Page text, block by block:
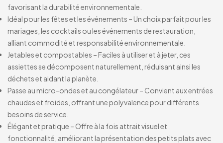
favorisant la durabilité environnementale.
Idéal pour les fêtes et les événements – Un choix parfait pour les
mariages, les cocktails ou les événements de restauration,
alliant commodité et responsabilité environnementale.
Jetables et compostables – Faciles à utiliser et à jeter, ces
assiettes se décomposent naturellement, réduisant ainsi les
déchets et aidant la planète.
Passe au micro-ondes et au congélateur – Convient aux entrées
chaudes et froides, offrant une polyvalence pour différents
besoins de service.
Élégant et pratique – Offre à la fois attrait visuel et
fonctionnalité, améliorant la présentation des petits plats avec